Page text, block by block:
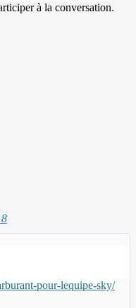
à la conversation.
pour-lequipe-sky/